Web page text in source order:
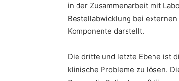
in der Zusammenarbeit mit
Bestellabwicklung bei
Komponente darstellt.
Die dritte und letzte Ebene ist
klinische Probleme zu lösen.